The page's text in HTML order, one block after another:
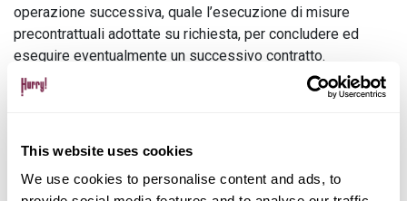
This website uses cookies
We use cookies to personalise content and ads, to
operazione successiva, quale l’esecuzione di misure
precontrattuali adottate su richiesta, per concludere ed
eseguire eventualmente un successivo contratto.
I Dati Identificativi, Bancari e Finanziari
verranno trattati
dai Titolari, anche tramite interrogazioni a società autonome,
(la cui informativa privacy è consultabile presso il sito
creditizie, qualora aderenti al Sistema di Informazioni